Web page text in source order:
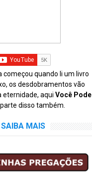
começou quando li um livro
os desdobramentos vão
eternidade, aqui Você Pode
disso também.
SAIBA MAIS